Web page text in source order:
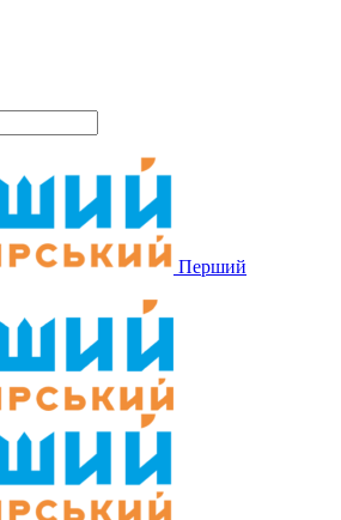
Перший